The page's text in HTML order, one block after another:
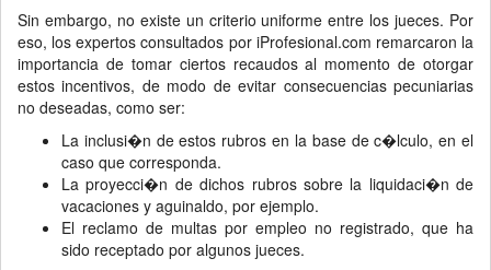
Sin embargo, no existe un criterio uniforme entre los jueces. Por
eso, los expertos consultados por iProfesional.com remarcaron la
importancia de tomar ciertos recaudos al momento de otorgar
estos incentivos, de modo de evitar consecuencias pecuniarias
no deseadas, como ser:
La inclusi�n de estos rubros en la base de c�lculo, en el
caso que corresponda.
La proyecci�n de dichos rubros sobre la liquidaci�n de
vacaciones y aguinaldo, por ejemplo.
El reclamo de multas por empleo no registrado, que ha
sido receptado por algunos jueces.